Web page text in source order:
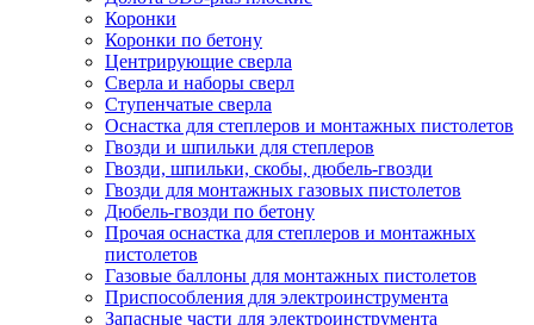
Коронки
Коронки по бетону
Центрирующие сверла
Сверла и наборы сверл
Ступенчатые сверла
Оснастка для степлеров и монтажных пистолетов
Гвозди и шпильки для степлеров
Гвозди, шпильки, скобы, дюбель-гвозди
Гвозди для монтажных газовых пистолетов
Дюбель-гвозди по бетону
Прочая оснастка для степлеров и монтажных
пистолетов
Газовые баллоны для монтажных пистолетов
Приспособления для электроинструмента
Запасные части для электроинструмента